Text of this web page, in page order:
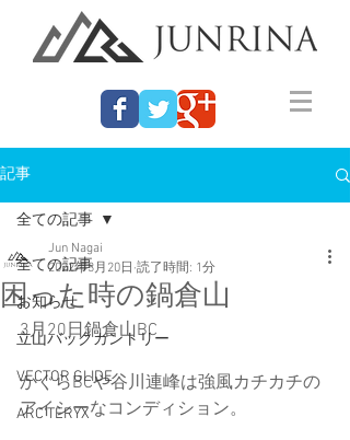
記事
全ての記事
お知らせ
立山バックカントリー
VECTOR GLIDE
ARC'TERYX
全ての記事
困った時の鍋倉山
Jun Nagai
2022年3月20日 読了時間: 1分
3月20日鍋倉山BC
かぐらBCや谷川連峰は強風カチカチの
アイシーなコンディション。